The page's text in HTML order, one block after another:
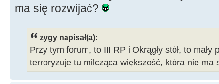
ma się rozwijać?
zygy napisał(a):
Przy tym forum, to III RP i Okrągły stół, to
terroryzuje tu milcząca większość, która nie ma